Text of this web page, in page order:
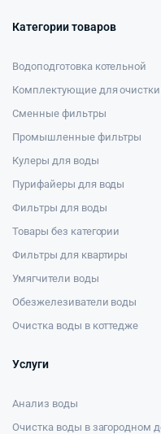
Категории товаров
Водоподготовка котельной
Комплектующие для
Сменные фильтры
Промышленные фильтры
Кулеры для воды
Пурифайеры для воды
Фильтры для воды
Товары без категории
Фильтры для квартиры
Умягчители воды
Обезжелезиватели воды
Очистка воды в коттедже
Услуги
Анализ воды
Очистка воды в загородном